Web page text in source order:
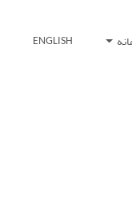
ENGLISH